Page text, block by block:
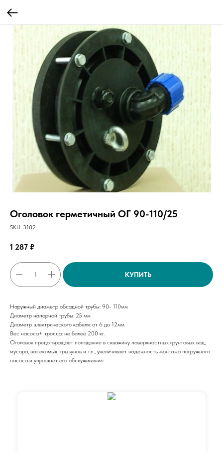
Оголовок герметичный ОГ 90-110/25
SKU: 3182
1 287 ₽
КУПИТЬ
Наружный диаметр обсадной трубы: 90- 110мм
Диаметр напорной трубы: 25 мм
Диаметр электрического кабеля: от 6 до 12мм
Вес насоса+ тросса: не более 200 кг.
Оголовок предотвращает попадание в скважину поверхностных грунтовых вод,
мусора, насекомых, грызунов и т.п., увеличивает надежность монтажа погружного
насоса и упрощает его обслуживание.